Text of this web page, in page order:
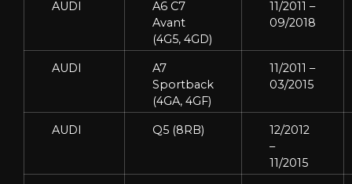
AUDI
A6 C7
Avant
(4G5, 4GD)
11/2011 –
09/2018
AUDI
A7
Sportback
(4GA, 4GF)
11/2011 –
03/2015
AUDI Q5 (8RB)
12/2012
–
11/2015